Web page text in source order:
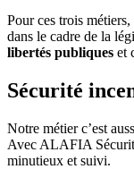
Pour ces trois métiers,
dans le cadre de la
libertés publiques et
Sécurité
Notre métier c’est
Avec ALAFIA
minutieux et suivi.